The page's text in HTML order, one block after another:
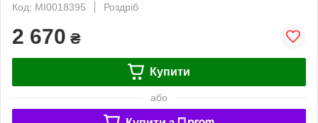
Код: MI0018395
Роздріб
2 670 ₴
Купити
або